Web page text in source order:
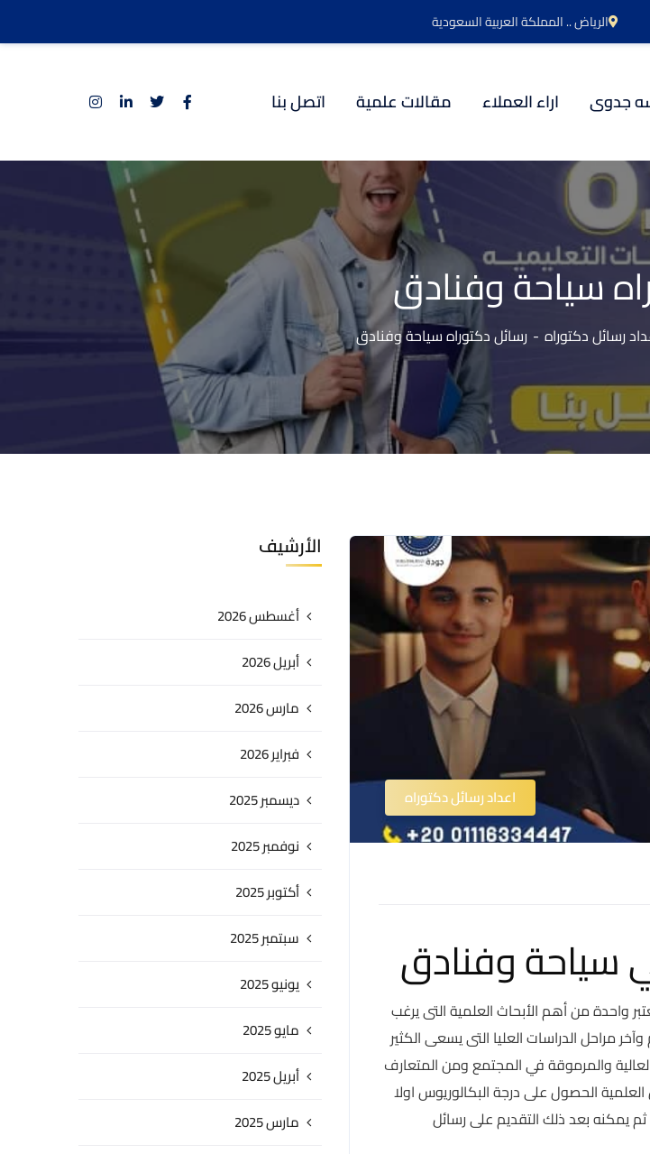
الرياض .. المملكة العربية السعودية
جدوى اراء العملاء مقالات علمية اتصل بنا
سياحة وفنادق
رسائل دكتوراه رسائل دكتوراه سياحة وفنادق
اعداد رسائل دكتوراه
سياحة وفنادق
واحدة من أهم الأبحاث العلمية التى يرغب
مراحل الدراسات العليا التى يسعى الكثير
العالية والمرموقة في المجتمع ومن المتعارف
الحصول على درجة البكالوريوس اولا
ثم يمكنه بعد ذلك التقديم على رسائل
الأرشيف
أغسطس 2026
أبريل 2026
مارس 2026
فبراير 2026
ديسمبر 2025
نوفمبر 2025
أكتوبر 2025
سبتمبر 2025
يونيو 2025
مايو 2025
أبريل 2025
مارس 2025